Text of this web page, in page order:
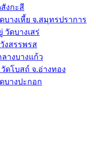
งกะสี
บางเหี้ย จ.สมุทรปราการ
วัดบางเสร่
งสรรพรส
างบางแก้ว
ดโบสถ์ จ.อ่างทอง
บางปะกอก